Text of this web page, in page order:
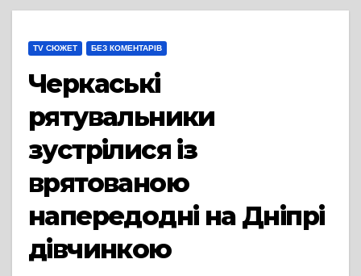
TV СЮЖЕТ БЕЗ КОМЕНТАРІВ
Черкаські
рятувальники
зустрілися із
врятованою
напередодні на Дніпрі
дівчинкою